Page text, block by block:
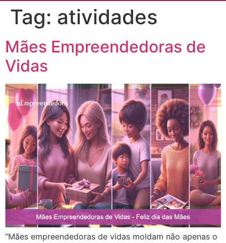
Tag: atividades
Mães Empreendedoras de
Vidas
“Mães empreendedoras de vidas moldam não apenas o